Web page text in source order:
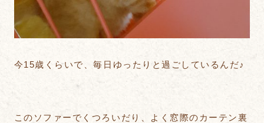
今15歳くらいで、毎日ゆったりと過ごしているんだ♪
このソファーでくつろいだり、よく窓際のカーテン裏